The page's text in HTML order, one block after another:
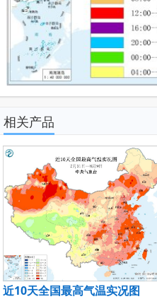
相关产品
近10天全国最高气温实况图